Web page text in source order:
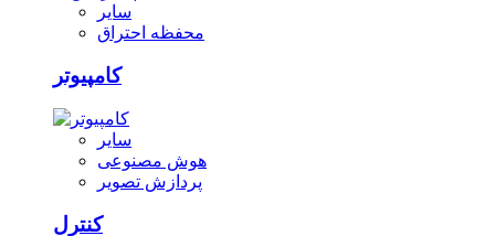
سایر
محفظه احتراق
کامپیوتر
سایر
هوش مصنوعی
پردازش تصویر
کنترل